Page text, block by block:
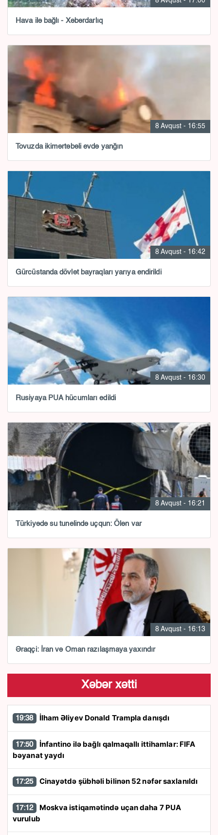
Hava ilə bağlı - Xəbərdarlıq
8 Avqust - 16:55
Tovuzda ikimərtəbəli evdə yanğın
8 Avqust - 16:42
Gürcüstanda dövlət bayraqları yarıya endirildi
8 Avqust - 16:30
Rusiyaya PUA hücumları edildi
8 Avqust - 16:21
Türkiyədə su tunelində uçqun: Ölən var
8 Avqust - 16:13
Əraqçi: İran və Oman razılaşmaya yaxındır
Xəbər xətti
19:38 İlham Əliyev Donald Trampla danışdı
17:50
bəyanat yaydı
17:25 Cinayətdə şübhəli bilinən 52 nəfər saxlanıldı
17:12
vurulub